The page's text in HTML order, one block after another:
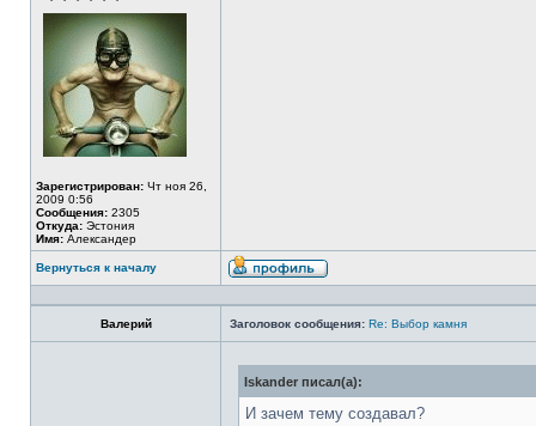
Зарегистрирован: Чт ноя 26,
2009 0:56
Сообщения: 2305
Откуда: Эстония
Имя: Александер
Вернуться к началу
Валерий Заголовок сообщения: Re: Выбор камня
Iskander писал(а):
И зачем тему создавал?